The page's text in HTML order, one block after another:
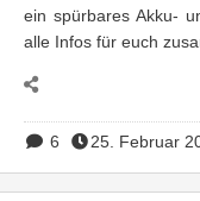
ein spürbares Akku-
alle Infos für euch
6 25. Februar